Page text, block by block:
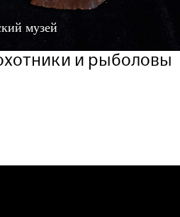
музей
и рыболовы